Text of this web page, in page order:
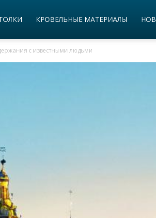
КРОВЕЛЬНЫЕ МАТЕРИАЛЫ
с известными людьми